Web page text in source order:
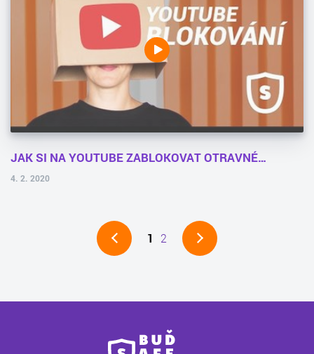
JAK SI NA YOUTUBE ZABLOKOVAT OTRAVNÉ…
4. 2. 2020
1 2